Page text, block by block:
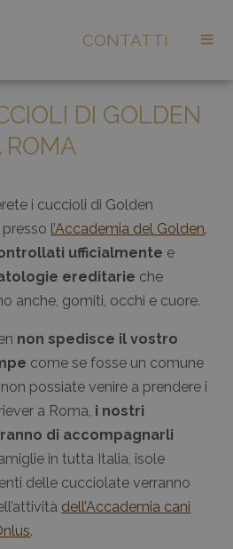
CONTATTI
DI GOLDEN
ROMA
i cuccioli di Golden
presso l’Accademia del Golden.
ufficialmente e
ereditarie che
anche, gomiti, occhi e cuore.
non spedisce il vostro
come se fosse un comune
possiate venire a prendere i
a Roma, i nostri
di accompagnarli
in tutta Italia, isole
delle cucciolate verranno
dell’Accademia cani
.